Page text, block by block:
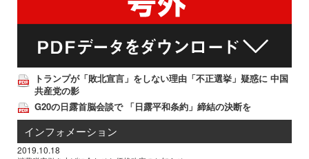
トランプが「敗北宣言」をしない理由「不正選挙」疑惑に 中国
共産党の影
G20の日露首脳会談で 「日露平和条約」締結の決断を
インフォメーション
2019.10.18